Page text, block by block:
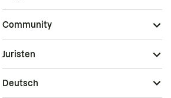
Community
Juristen
Deutsch